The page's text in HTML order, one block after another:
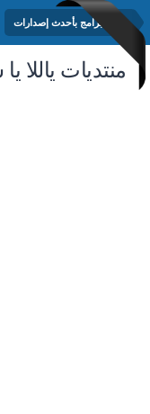
مكتبة البرامج بأحدث إصدارات
منتديات ياللا